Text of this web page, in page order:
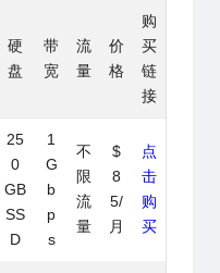
硬
盘
带
宽
流
量
价
格
购
买
链
接
25
0
GB
SS
D
1
G
b
p
s
不
限
流
量
$
8
5/
月
点
击
购
买